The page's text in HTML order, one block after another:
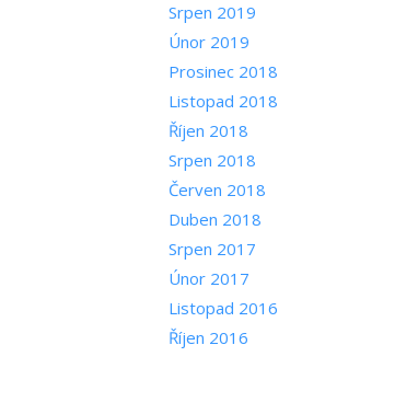
Srpen 2019
Únor 2019
Prosinec 2018
Listopad 2018
Říjen 2018
Srpen 2018
Červen 2018
Duben 2018
Srpen 2017
Únor 2017
Listopad 2016
Říjen 2016